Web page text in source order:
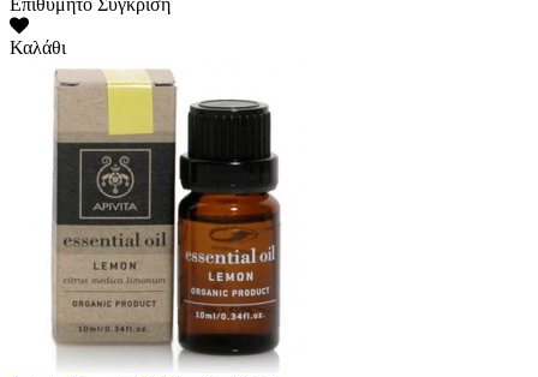
Επιθυμητό Σύγκριση
Καλάθι